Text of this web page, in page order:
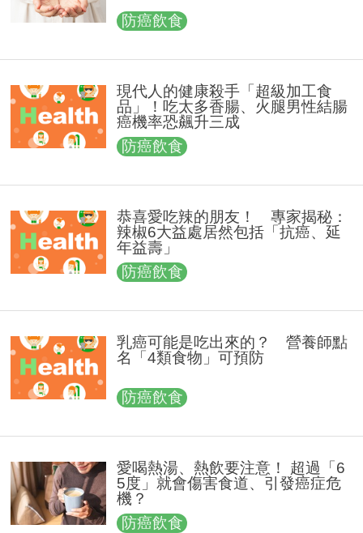
防癌飲食
現代人的健康殺手「超級加工食
品」！吃太多香腸、火腿男性結腸
癌機率恐飆升三成
防癌飲食
恭喜愛吃辣的朋友！ 專家揭秘：
辣椒6大益處居然包括「抗癌、延
年益壽」
防癌飲食
乳癌可能是吃出來的？ 營養師點
名「4類食物」可預防
防癌飲食
愛喝熱湯、熱飲要注意！ 超過「6
5度」就會傷害食道、引發癌症危
機？
防癌飲食